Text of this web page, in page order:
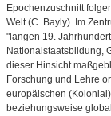
Epochenzuschnitt
Welt (C. Bayly). Im
"langen 19.
Nationalstaatsbildung,
dieser Hinsicht
Forschung und Lehre
europäischen
beziehungsweise